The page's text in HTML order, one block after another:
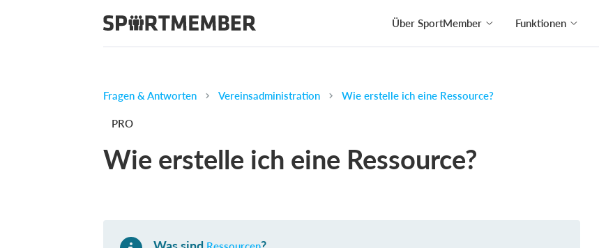
Über SportMember Funktionen
Fragen & Antworten Vereinsadministration Wie erstelle ich eine Ressource?
PRO
Wie erstelle ich eine Ressource?